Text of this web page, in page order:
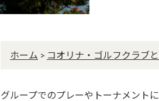
ホーム > コオリナ・ゴルフクラブ
グループでのプレーやトーナメント